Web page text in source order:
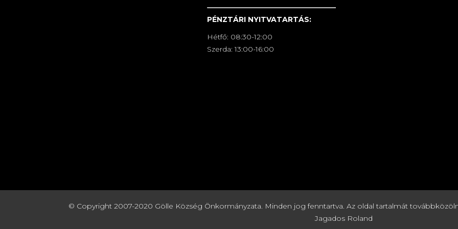
PÉNZTÁRI NYITVATARTÁS:
Hétfő: 08:30-12:00
Szerda: 13:00-16:00
© Copyright 2007-2020 Gölle Község Önkormányzata. Minden jog fenntartva. Az oldal tartalmát
Jagados Roland